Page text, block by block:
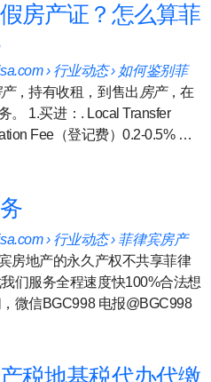
房产证？怎么算菲
› 行业动态 › 如何鉴别菲
，持有收租，到售出 房产，在
。 1.买进：. Local Transfer
Fee（登记费）0.2-0.5% …
› 行业动态 › 菲律宾房产
房地产的永久产权不共享菲律
们服务全程速度快100%合法想
微信BGC998 电报@BGC998
税地基税代办代缴